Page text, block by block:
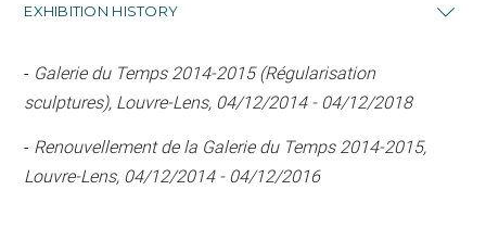
EXHIBITION HISTORY
- Galerie du Temps 2014-2015 (Régularisation
sculptures), Louvre-Lens, 04/12/2014 - 04/12/2018
- Renouvellement de la Galerie du Temps 2014-2015,
Louvre-Lens, 04/12/2014 - 04/12/2016